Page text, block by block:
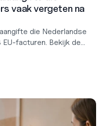
vaak vergeten na
die Nederlandse
facturen. Bekijk de
fout herstelt.